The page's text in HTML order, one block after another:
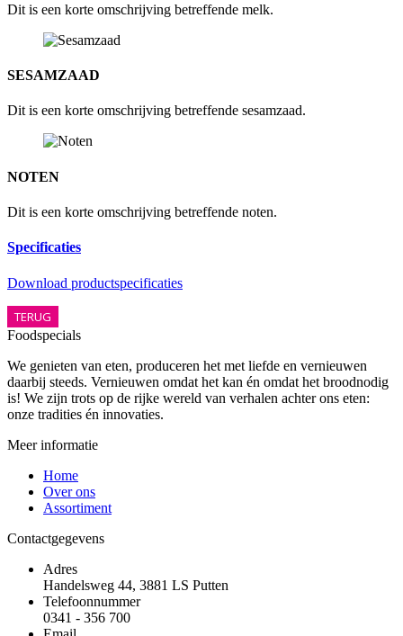
Dit is een korte omschrijving betreffende melk.
SESAMZAAD
Dit is een korte omschrijving betreffende sesamzaad.
NOTEN
Dit is een korte omschrijving betreffende noten.
Specificaties
Download productspecificaties
TERUG
Foodspecials
We genieten van eten, produceren het met liefde en vernieuwen
daarbij steeds. Vernieuwen omdat het kan én omdat het broodnodig
is! We zijn trots op de rijke wereld van verhalen achter ons eten:
onze tradities én innovaties.
Meer informatie
Home
Over ons
Assortiment
Contactgegevens
Adres
Handelsweg 44, 3881 LS Putten
Telefoonnummer
0341 - 356 700